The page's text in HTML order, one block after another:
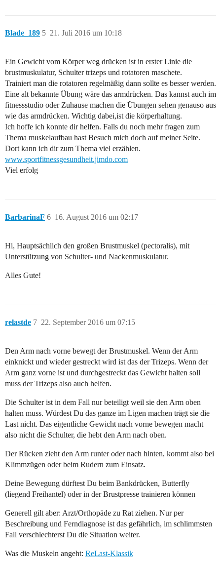
Blade_189 21. Juli 2016 um 10:18
5
Ein Gewicht vom Körper weg drücken ist in erster Linie die
brustmuskulatur, Schulter trizeps und rotatoren maschete.
Trainiert man die rotatoren regelmäßig dann sollte es besser werden.
Eine alt bekannte Übung wäre das armdrücken. Das kannst auch im
fitnessstudio oder Zuhause machen die Übungen sehen genauso aus
wie das armdrücken. Wichtig dabei,ist die körperhaltung.
Ich hoffe ich konnte dir helfen. Falls du noch mehr fragen zum
Thema muskelaufbau hast Besuch mich doch auf meiner Seite.
Dort kann ich dir zum Thema viel erzählen.
www.sportfitnessgesundheit.jimdo.com
Viel erfolg
BarbarinaF 16. August 2016 um 02:17
6
Hi, Hauptsächlich den großen Brustmuskel (pectoralis), mit
Unterstützung von Schulter- und Nackenmuskulatur.
Alles Gute!
relastde 22. September 2016 um 07:15
7
Den Arm nach vorne bewegt der Brustmuskel. Wenn der Arm
einknickt und wieder gestreckt wird ist das der Trizeps. Wenn der
Arm ganz vorne ist und durchgestreckt das Gewicht halten soll
muss der Trizeps also auch helfen.
Die Schulter ist in dem Fall nur beteiligt weil sie den Arm oben
halten muss. Würdest Du das ganze im Ligen machen trägt sie die
Last nicht. Das eigentliche Gewicht nach vorne bewegen macht
also nicht die Schulter, die hebt den Arm nach oben.
Der Rücken zieht den Arm runter oder nach hinten, kommt also bei
Klimmzügen oder beim Rudern zum Einsatz.
Deine Bewegung dürftest Du beim Bankdrücken, Butterfly
(liegend Freihantel) oder in der Brustpresse trainieren können
Generell gilt aber: Arzt/Orthopäde zu Rat ziehen. Nur per
Beschreibung und Ferndiagnose ist das gefährlich, im schlimmsten
Fall verschlechterst Du die Situation weiter.
Was die Muskeln angeht: ReLast-Klassik